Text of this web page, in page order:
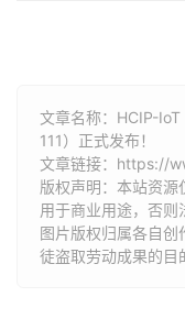
文章名称：HCIP-
111）正式发布！
文章链接： https://
版权声明：本站资
用于商业用途，否则
图片版权归属各自创
徒盗取劳动成果的目